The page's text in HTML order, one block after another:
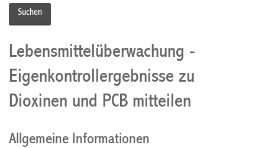
Lebensmittelüberwachung -
Eigenkontrollergebnisse zu
Dioxinen und PCB mitteilen
Allgemeine Informationen